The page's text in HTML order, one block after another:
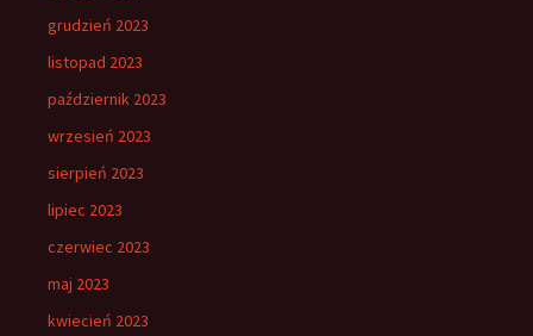
grudzień 2023
listopad 2023
październik 2023
wrzesień 2023
sierpień 2023
lipiec 2023
czerwiec 2023
maj 2023
kwiecień 2023